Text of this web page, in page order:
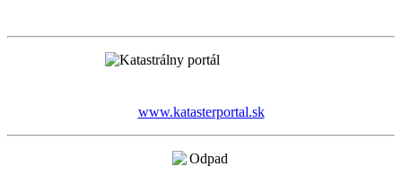
www.katasterportal.sk